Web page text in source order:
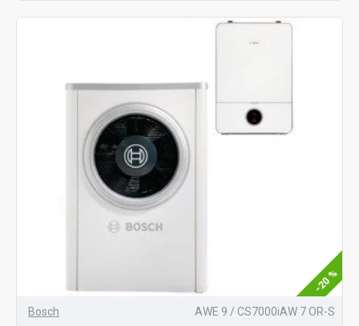
-20 %
Bosch AWE 9 / CS7000iAW 7 OR-S